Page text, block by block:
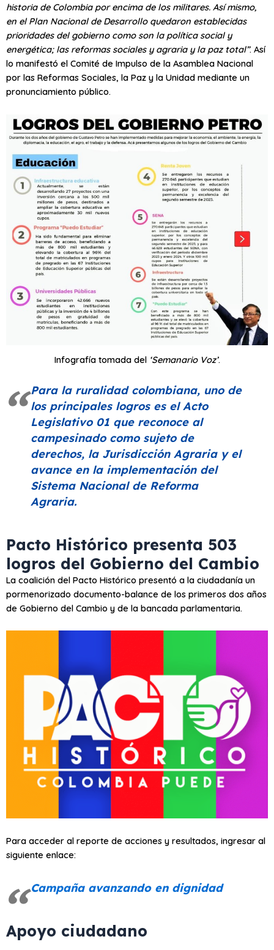
historia de Colombia por encima de los militares. Así mismo,
en el Plan Nacional de Desarrollo quedaron establecidas
prioridades del gobierno como son la política social y
energética; las reformas sociales y agraria y la paz total”. Así
lo manifestó el Comité de Impulso de la Asamblea Nacional
por las Reformas Sociales, la Paz y la Unidad mediante un
pronunciamiento público.
Infografía tomada del ‘Semanario Voz’.
Para la ruralidad colombiana, uno de
los principales logros es el Acto
Legislativo 01 que reconoce al
campesinado como sujeto de
derechos, la Jurisdicción Agraria y el
avance en la implementación del
Sistema Nacional de Reforma
Agraria.
Pacto Histórico presenta 503
logros del Gobierno del Cambio
La coalición del Pacto Histórico presentó a la ciudadanía un
pormenorizado documento-balance de los primeros dos años
de Gobierno del Cambio y de la bancada parlamentaria.
Para acceder al reporte de acciones y resultados, ingresar al
siguiente enlace:
Campaña avanzando en dignidad
Apoyo ciudadano